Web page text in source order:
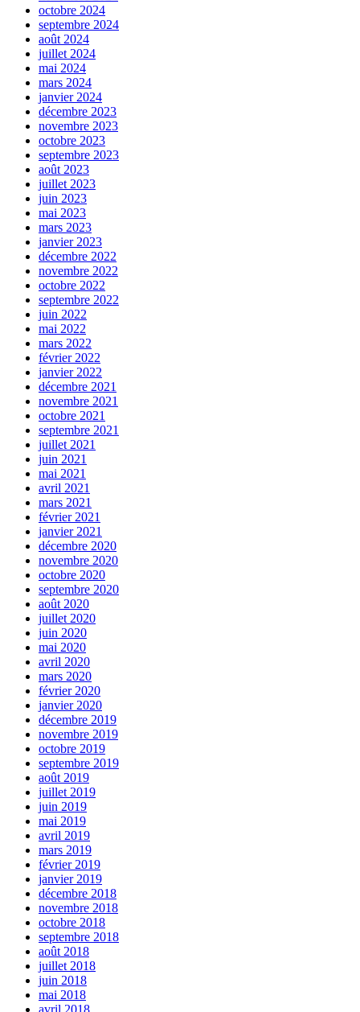
octobre 2024
septembre 2024
août 2024
juillet 2024
mai 2024
mars 2024
janvier 2024
décembre 2023
novembre 2023
octobre 2023
septembre 2023
août 2023
juillet 2023
juin 2023
mai 2023
mars 2023
janvier 2023
décembre 2022
novembre 2022
octobre 2022
septembre 2022
juin 2022
mai 2022
mars 2022
février 2022
janvier 2022
décembre 2021
novembre 2021
octobre 2021
septembre 2021
juillet 2021
juin 2021
mai 2021
avril 2021
mars 2021
février 2021
janvier 2021
décembre 2020
novembre 2020
octobre 2020
septembre 2020
août 2020
juillet 2020
juin 2020
mai 2020
avril 2020
mars 2020
février 2020
janvier 2020
décembre 2019
novembre 2019
octobre 2019
septembre 2019
août 2019
juillet 2019
juin 2019
mai 2019
avril 2019
mars 2019
février 2019
janvier 2019
décembre 2018
novembre 2018
octobre 2018
septembre 2018
août 2018
juillet 2018
juin 2018
mai 2018